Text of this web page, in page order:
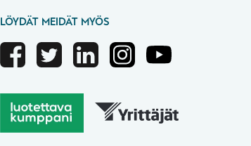
LÖYDÄT MEIDÄT MYÖS
FacebookTwitterLinkedinInstagramYoutube